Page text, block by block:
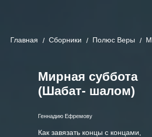
Главная Cборники Полюс Веры
Мирная суббота
(Шабат- шалом)
Геннадию Ефремову
Как завязать концы с концами,